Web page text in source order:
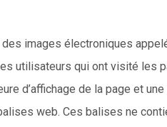
images électroniques
utilisateurs qui ont visité
d’affichage de la page et
web. Ces balises ne